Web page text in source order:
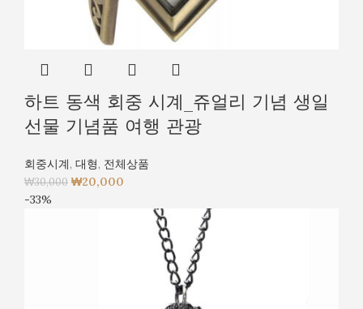
하트 동색 회중 시계_쥬얼리 기념 생일
선물 기념품 여행 관광
회중시계, 대형, 전체상품
₩30,000 ₩20,000
-33%